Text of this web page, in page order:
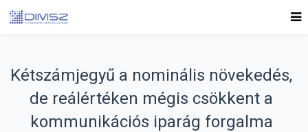
Kétszámjegyű a nominális növekedés,
de reálértéken mégis csökkent a
kommunikációs iparág forgalma